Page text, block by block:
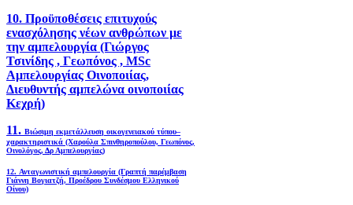
10. Προϋποθέσεις επιτυχούς
ενασχόλησης νέων ανθρώπων με
την αμπελουργία (Γιώργος
Τσινίδης , Γεωπόνος , MSc
Αμπελουργίας Οινοποιίας,
Διευθυντής αμπελώνα οινοποιίας
Κεχρή)
11. Βιώσιμη εκμετάλλευση οικογενειακού τύπου–
χαρακτηριστικά (Χαρούλα Σπινθηροπούλου, Γεωπόνος,
Οινολόγος, Δρ Αμπελουργίας)
12. Ανταγωνιστική αμπελουργία (Γραπτή παρέμβαση
Γιάννη Βογιατζή, Προέδρου Συνδέσμου Ελληνικού
Οίνου)